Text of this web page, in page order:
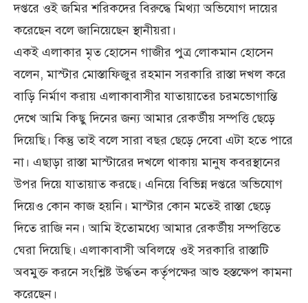
দপ্তরে ওই জমির শরিকদের বিরুদ্ধে মিথ্যা অভিযোগ দায়ের
করেছেন বলে জানিয়েছেন স্থানীয়রা।
একই এলাকার মৃত হোসেন গাজীর পুত্র লোকমান হোসেন
বলেন, মাস্টার মোস্তাফিজুর রহমান সরকারি রাস্তা দখল করে
বাড়ি নির্মাণ করায় এলাকাবাসীর যাতায়াতের চরমভোগান্তি
দেখে আমি কিছু দিনের জন্য আমার রেকর্ডীয় সম্পত্তি ছেড়ে
দিয়েছি। কিন্তু তাই বলে সারা বছর ছেড়ে দেবো এটা হতে পারে
না। এছাড়া রাস্তা মাস্টারের দখলে থাকায় মানুষ কবরস্থানের
উপর দিয়ে যাতায়াত করছে। এনিয়ে বিভিন্ন দপ্তরে অভিযোগ
দিয়েও কোন কাজ হয়নি। মাস্টার কোন মতেই রাস্তা ছেড়ে
দিতে রাজি নন। আমি ইতোমধ্যে আমার রেকর্ডীয় সম্পত্তিতে
ঘেরা দিয়েছি। এলাকাবাসী অবিলম্বে ওই সরকারি রাস্তাটি
অবমুক্ত করনে সংশ্লিষ্ট উর্দ্ধতন কর্তৃপক্ষের আশু হস্তক্ষেপ কামনা
করেছেন।